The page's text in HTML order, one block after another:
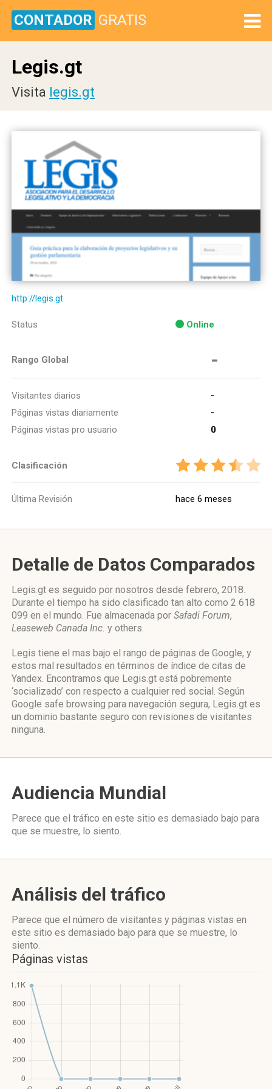
CONTADOR GRATIS
Legis.gt
Visita legis.gt
http://legis.gt
Status Online
Rango Global -
Visitantes diarios
-
Páginas vistas diariamente
-
Páginas vistas pro usuario
0
Clasificación
Última Revisión hace 6 meses
Detalle de Datos Comparados
Legis.gt es seguido por nosotros desde febrero, 2018.
Durante el tiempo ha sido clasificado tan alto como 2 618
099 en el mundo. Fue almacenada por Safadi Forum,
Leaseweb Canada Inc. y others.
Legis tiene el mas bajo el rango de páginas de Google, y
estos mal resultados en términos de índice de citas de
Yandex. Encontramos que Legis.gt está pobremente
‘socializado’ con respecto a cualquier red social. Según
Google safe browsing para navegación segura, Legis.gt es
un dominio bastante seguro con revisiones de visitantes
ninguna.
Audiencia Mundial
Parece que el tráfico en este sitio es demasiado bajo para
que se muestre, lo siento.
Análisis del tráfico
Parece que el número de visitantes y páginas vistas en
este sitio es demasiado bajo para que se muestre, lo
siento.
Páginas vistas